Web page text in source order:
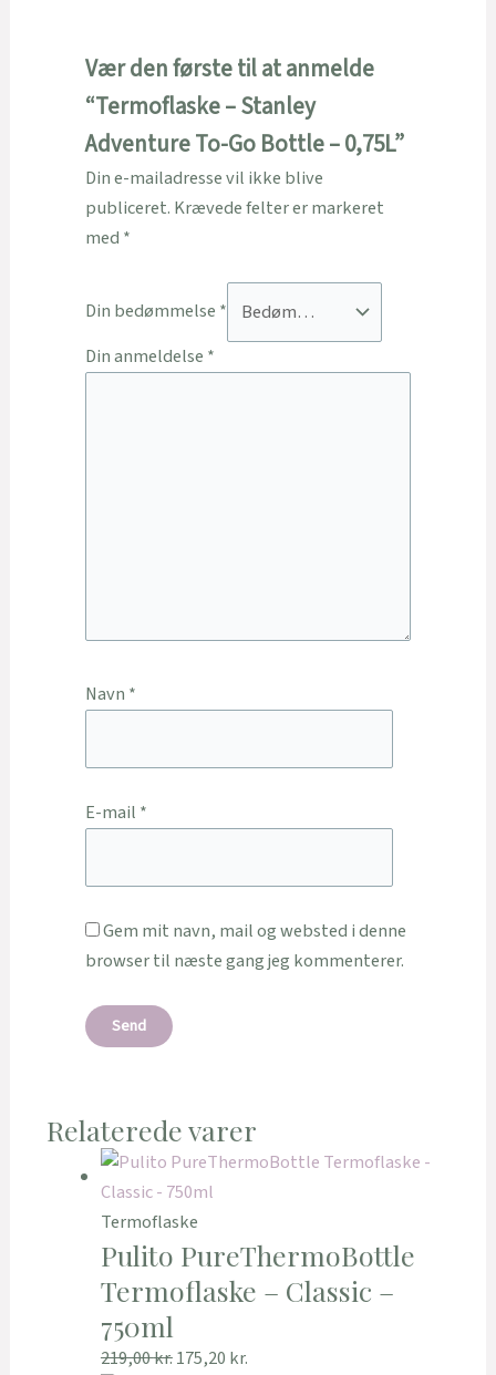
Vær den første til at anmelde
“Termoflaske – Stanley
Adventure To-Go Bottle – 0,75L”
Din e-mailadresse vil ikke blive
publiceret. Krævede felter er markeret
med *
Din bedømmelse *
Din anmeldelse *
Navn *
E-mail *
Gem mit navn, mail og websted i denne
browser til næste gang jeg kommenterer.
Relaterede varer
Termoflaske
Pulito PureThermoBottle
Termoflaske – Classic –
750ml
219,00kr.175,20 kr.